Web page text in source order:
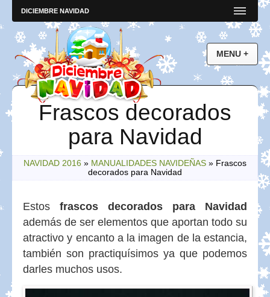
DICIEMBRE NAVIDAD
Frascos decorados
para Navidad
NAVIDAD 2016 » MANUALIDADES NAVIDEÑAS » Frascos
decorados para Navidad
Estos frascos decorados para Navidad
además de ser elementos que aportan todo su
atractivo y encanto a la imagen de la estancia,
también son practiquísimos ya que podemos
darles muchos usos.